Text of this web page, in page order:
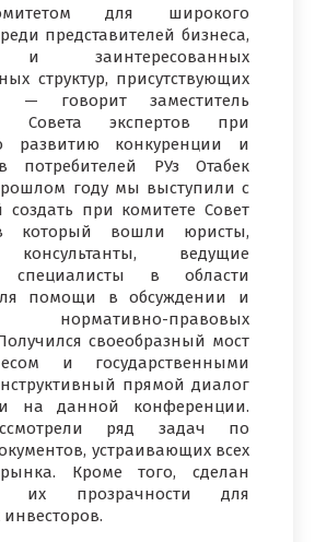
для широкого
представителей бизнеса,
и заинтересованных
структур, присутствующих
— говорит заместитель
Совета экспертов при
развитию конкуренции и
потребителей РУз Отабек
году мы выступили с
создать при комитете Совет
в который вошли юристы,
консультанты, ведущие
специалисты в области
помощи в обсуждении и
нормативно-правовых
своеобразный мост
и государственными
прямой диалог
на данной конференции.
ряд задач по
устраивающих всех
Кроме того, сделан
их прозрачности для